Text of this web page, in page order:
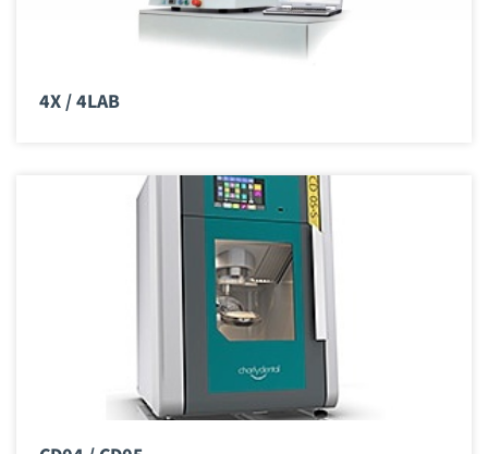
4X / 4LAB